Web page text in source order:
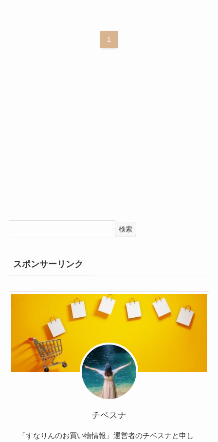
1
検索
スポンサーリンク
チベスナ
「すなりんのお買い物情報」運営者のチベスナと申し